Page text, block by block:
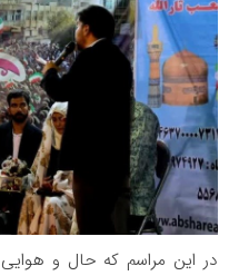
در این مراسم که حال و